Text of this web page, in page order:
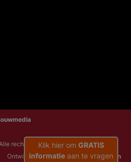
rechten voorbehouden
Ontwikkeld door:NRG Internetdiensten
Klik hier om GRATIS
informatie aan te vragen